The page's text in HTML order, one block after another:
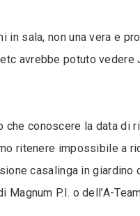
sala, non una vera e
avrebbe potuto
conoscere la data di
ritenere impossibile a
casalinga in giardino
P.I. o dell’A-